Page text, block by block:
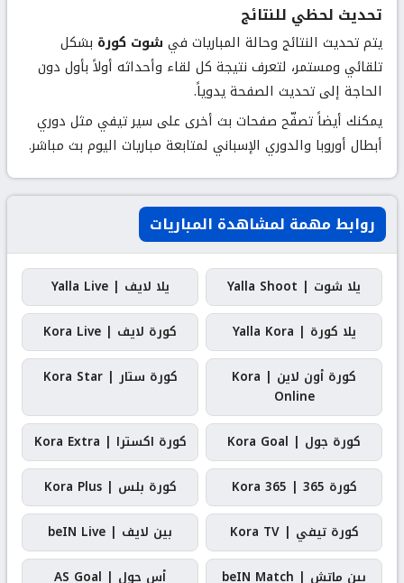
تحديث لحظي للنتائج
يتم تحديث النتائج وحالة المباريات في شوت كورة بشكل
تلقائي ومستمر، لتعرف نتيجة كل لقاء وأحداثه أولاً بأول دون
الحاجة إلى تحديث الصفحة يدوياً.
يمكنك أيضاً تصفّح صفحات بث أخرى على سير تيفي مثل دوري
أبطال أوروبا والدوري الإسباني لمتابعة مباريات اليوم بث مباشر.
روابط مهمة لمشاهدة المباريات
يلا شوت | Yalla Shoot
يلا لايف | Yalla Live
يلا كورة | Yalla Kora
كورة لايف | Kora Live
كورة أون لاين | Kora
Online
كورة ستار | Kora Star
كورة جول | Kora Goal
كورة اكسترا | Kora Extra
كورة 365 | Kora 365
كورة بلس | Kora Plus
كورة تيفي | Kora TV
بين لايف | beIN Live
بين ماتش | beIN Match
أس جول | AS Goal